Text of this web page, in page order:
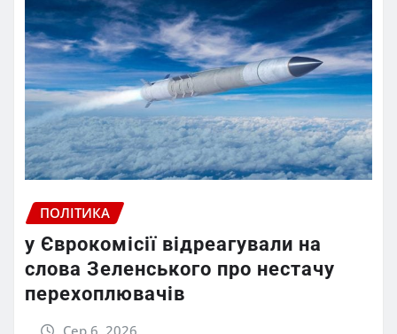
ПОЛІТИКА
у Єврокомісії відреагували на
слова Зеленського про нестачу
перехоплювачів